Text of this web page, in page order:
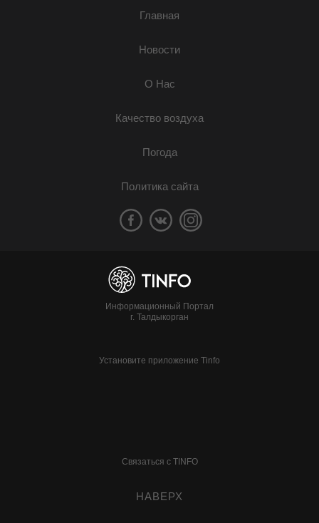
Главная
Новости
О Нас
Качество воздуха
Погода
Политика сайта
Информационный Портал
г. Талдыкорган
Установите приложение Tinfo
Связаться с TINFO
НАВЕРХ